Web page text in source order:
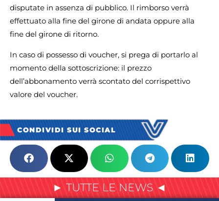
disputate in assenza di pubblico. Il rimborso verrà
effettuato alla fine del girone di andata oppure alla
fine del girone di ritorno.
In caso di possesso di voucher, si prega di portarlo al
momento della sottoscrizione: il prezzo
dell’abbonamento verrà scontato del corrispettivo
valore del voucher.
CONDIVIDI SUI SOCIAL
► TUTTE LE NEWS ◄